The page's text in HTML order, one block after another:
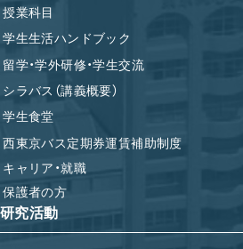
授業科目
学生生活ハンドブック
留学・学外研修・学生交流
シラバス（講義概要）
学生食堂
西東京バス定期券運賃補助制度
キャリア・就職
保護者の方
研究活動